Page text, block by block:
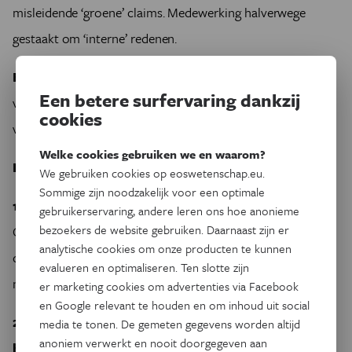
misleidende ‘groene’ claims. Medewerking halverwege
gestaakt om ‘interne’ redenen.
Beaming Baby (Beaming baby ‘ecoluier’)
verifieerbare groene claims en geen enkele reactie op
veelvuldige verzoeken van
De retailers/merkeigenaren
1. Ahold (Albert Heijn en Etos luiers)Nederland.
Coöperatief tegenover Eos. Informatief
duurzaamheidsverslag. Voortdurend onder de loep bij
ngo’s, hetgeen regelmatig tot aanvaringen leidt.
2. A.S. Watson (Kruidvat en EuroShopper
huismerken)Nederland. Aanvankelijk afwijzend, later
Een betere surfervaring dankzij
cookies
Welke cookies gebruiken we en waarom?
We gebruiken cookies op eoswetenschap.eu.
Sommige zijn noodzakelijk voor een optimale
gebruikerservaring, andere leren ons hoe anonieme
bezoekers de website gebruiken. Daarnaast zijn er
analytische cookies om onze producten te kunnen
evalueren en optimaliseren. Ten slotte zijn
er marketing cookies om advertenties via Facebook
en Google relevant te houden en om inhoud uit social
media te tonen. De gemeten gegevens worden altijd
anoniem verwerkt en nooit doorgegeven aan